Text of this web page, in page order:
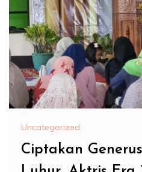
Uncategorized
Ciptakan